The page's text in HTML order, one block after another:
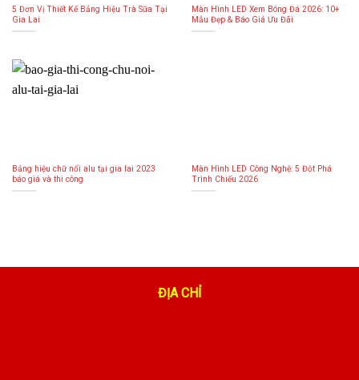
5 Đơn Vị Thiết Kế Bảng Hiệu Trà Sữa Tại
Gia Lai
Bảng hiệu chữ nổi alu tại gia lai 2023
báo giá và thi công
Màn Hình LED Xem Bóng Đá 2026: 10+
Mẫu Đẹp & Báo Giá Ưu Đãi
Màn Hình LED Công Nghệ: 5 Đột Phá
Trình Chiếu 2026
ĐỊA CHỈ